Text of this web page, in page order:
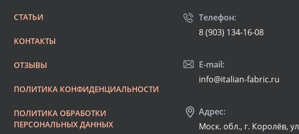
СТАТЬИ
КОНТАКТЫ
ОТЗЫВЫ
ПОЛИТИКА КОНФИДЕНЦИАЛЬНОСТИ
ПОЛИТИКА ОБРАБОТКИ
ПЕРСОНАЛЬНЫХ ДАННЫХ
Телефон:
8 (903) 134-16-08
E-mail:
info@italian-fabric.ru
Адрес:
Моск. обл., г. Королёв,